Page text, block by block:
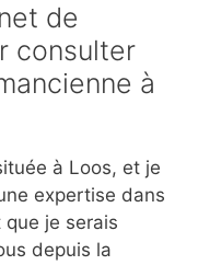
de
consulter
à
à Loos, et je
expertise dans
que je serais
depuis la